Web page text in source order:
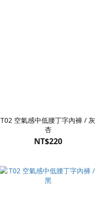
T02 空氣感中低腰丁字內褲 / 灰
杏
NT$220